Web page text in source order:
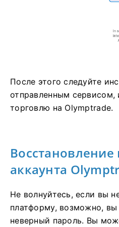
После этого следуйте
отправленным сервисом,
торговлю на Olymptrade.
Восстановление
аккаунта
Не волнуйтесь, если вы
платформу, возможно, вы
неверный пароль. Вы